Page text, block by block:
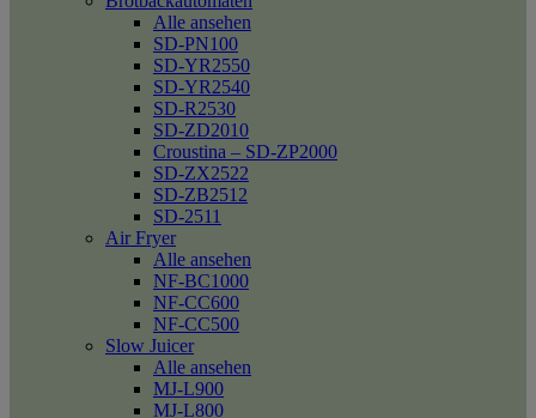
Alle ansehen
SD-PN100
SD-YR2550
SD-YR2540
SD-R2530
SD-ZD2010
Croustina – SD-ZP2000
SD-ZX2522
SD-ZB2512
SD-2511
Air Fryer
Alle ansehen
NF-BC1000
NF-CC600
NF-CC500
Slow Juicer
Alle ansehen
MJ-L900
MJ-L800